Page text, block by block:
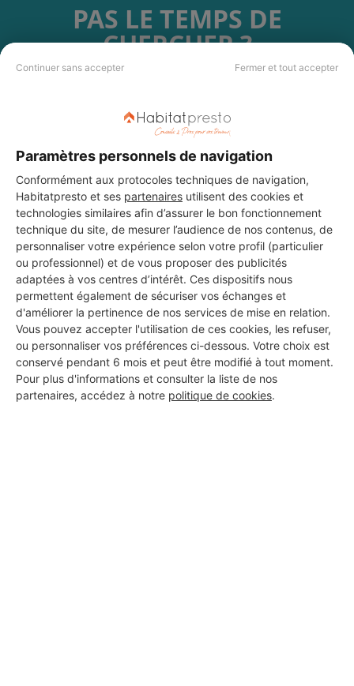
Continuer sans accepter Fermer et tout accepter
Paramètres personnels de navigation
Conformément aux protocoles techniques de navigation,
Habitatpresto et ses partenaires utilisent des cookies et
technologies similaires afin d’assurer le bon fonctionnement
technique du site, de mesurer l’audience de nos contenus, de
personnaliser votre expérience selon votre profil (particulier
ou professionnel) et de vous proposer des publicités
adaptées à vos centres d’intérêt. Ces dispositifs nous
permettent également de sécuriser vos échanges et
d'améliorer la pertinence de nos services de mise en relation.
Vous pouvez accepter l'utilisation de ces cookies, les refuser,
ou personnaliser vos préférences ci-dessous. Votre choix est
conservé pendant 6 mois et peut être modifié à tout moment.
Pour plus d'informations et consulter la liste de nos
partenaires, accédez à notre politique de cookies.
PAS LE TEMPS DE
CHERCHER ?
professionnels partout en France.
DEMANDER UN DEVIS